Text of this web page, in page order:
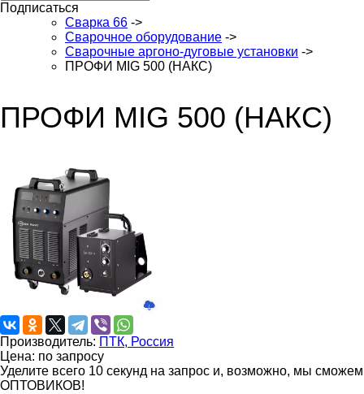
Подписаться
Сварка 66 ->
Сварочное оборудование ->
Сварочные аргоно-дуговые установки ->
ПРОФИ MIG 500 (НАКС)
ПРОФИ MIG 500 (НАКС)
Производитель: ПТК, Россия
Цена: по запросу
Уделите всего 10 секунд на запрос и, возможно, мы
ОПТОВИКОВ!